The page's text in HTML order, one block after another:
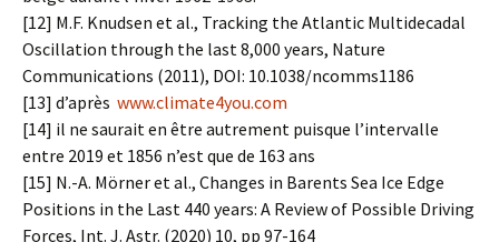
[12] M.F. Knudsen et al., Tracking the Atlantic Multidecadal
Oscillation through the last 8,000 years, Nature
Communications (2011), DOI: 10.1038/ncomms1186
[13] d’après www.climate4you.com
[14] il ne saurait en être autrement puisque l’intervalle
entre 2019 et 1856 n’est que de 163 ans
[15] N.-A. Mörner et al., Changes in Barents Sea Ice Edge
Positions in the Last 440 years: A Review of Possible Driving
Forces, Int. J. Astr. (2020) 10, pp 97-164